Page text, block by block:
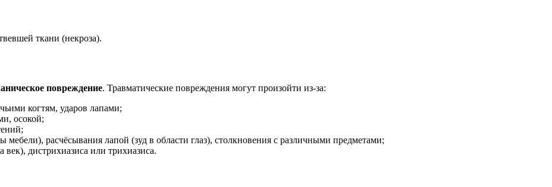
ткани (некроза).
повреждение. Травматические повреждения могут произойти из-за:
когтям, ударов лапами;
осокой;
расчёсывания лапой (зуд в области глаз), столкновения с различными предметами;
дистрихиазиса или трихиазиса.